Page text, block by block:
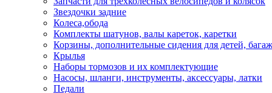
Звездочки задние
Колеса,обода
Комплекты шатунов, валы кареток, каретки
Корзины, дополнительные сидения для детей,
Крылья
Наборы тормозов и их комплектующие
Насосы, шланги, инструменты, аксессуары, латки
Педали